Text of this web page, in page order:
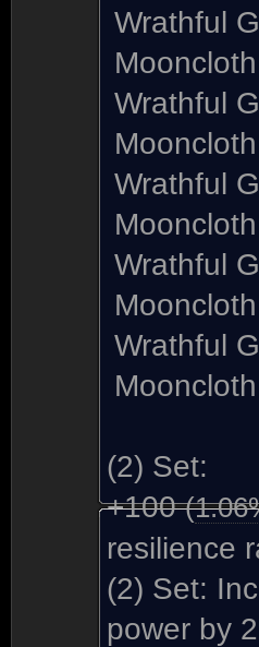
Wrathful
Wrathful
Wrathful
Wrathful
Wrathful
(2) Set:
+100(
resilience
(2) Set:
power by